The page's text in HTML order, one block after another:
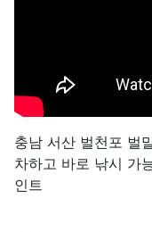
충남 서산 벌천포 벌
차하고 바로 낚시 가
인트